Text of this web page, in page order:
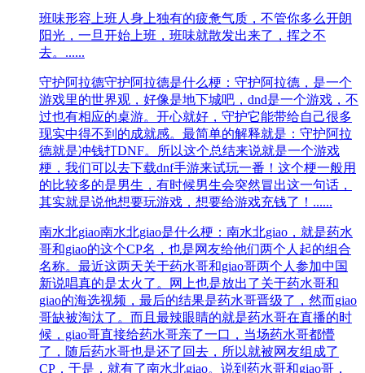
班味形容上班人身上独有的疲惫气质，不管你多么开朗
阳光，一旦开始上班，班味就散发出来了，挥之不
去。......
守护阿拉德守护阿拉德是什么梗：守护阿拉德，是一个
游戏里的世界观，好像是地下城吧，dnd是一个游戏，不
过也有相应的桌游。开心就好，守护它能带给自己很多
现实中得不到的成就感。最简单的解释就是：守护阿拉
德就是冲钱打DNF。所以这个总结来说就是一个游戏
梗，我们可以去下载dnf手游来试玩一番！这个梗一般用
的比较多的是男生，有时候男生会突然冒出这一句话，
其实就是说他想要玩游戏，想要给游戏充钱了！......
南水北giao南水北giao是什么梗：南水北giao，就是药水
哥和giao的这个CP名，也是网友给他们两个人起的组合
名称。最近这两天关于药水哥和giao哥两个人参加中国
新说唱真的是太火了。网上也是放出了关于药水哥和
giao的海选视频，最后的结果是药水哥晋级了，然而giao
哥缺被淘汰了。而且最辣眼睛的就是药水哥在直播的时
候，giao哥直接给药水哥亲了一口，当场药水哥都懵
了，随后药水哥也是还了回去，所以就被网友组成了
CP，于是，就有了南水北giao。说到药水哥和giao哥，